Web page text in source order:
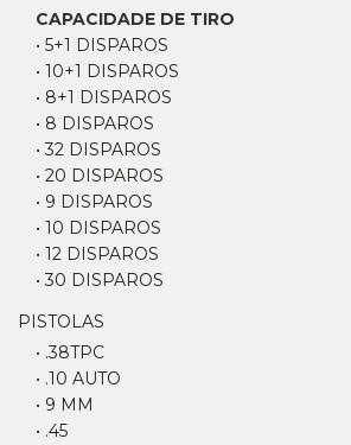
CAPACIDADE DE TIRO
• 5+1 DISPAROS
• 10+1 DISPAROS
• 8+1 DISPAROS
• 8 DISPAROS
• 32 DISPAROS
• 20 DISPAROS
• 9 DISPAROS
• 10 DISPAROS
• 12 DISPAROS
• 30 DISPAROS
PISTOLAS
• .38TPC
• .10 AUTO
• 9 MM
• .45